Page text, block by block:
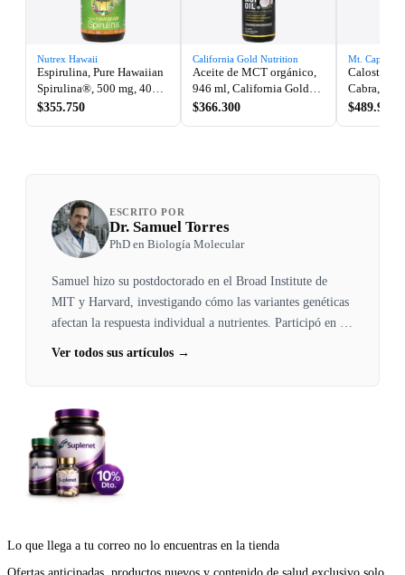
Nutrex Hawaii
Espirulina, Pure Hawaiian
Spirulina®, 500 mg, 400
tabletas, Nutrex Hawaii
$355.750
California Gold Nutrition
Aceite de MCT orgánico,
946 ml, California Gold
Nutrition
$366.300
Mt. Capra
Calostro
Cabra, 120
Capra
$489.900
ESCRITO POR
Dr. Samuel Torres
PhD en Biología Molecular
Samuel hizo su postdoctorado en el Broad Institute de
MIT y Harvard, investigando cómo las variantes genéticas
afectan la respuesta individual a nutrientes. Participó en la
basada en genética es el futuro.
Ver todos sus artículos →
Lo que llega a tu correo no lo encuentras en la tienda